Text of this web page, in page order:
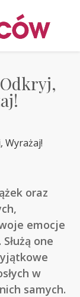
oraz
emocje
one
w
samych.